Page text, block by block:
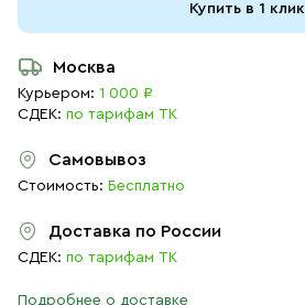
Купить в 1 клик
Москва
Курьером: 1 000 ₽
СДЕК: по тарифам ТК
Самовывоз
Стоимость: Бесплатно
Доставка по России
СДЕК: по тарифам ТК
Подробнее о доставке